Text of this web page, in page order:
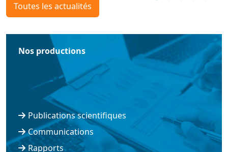
Toutes les actualités
Nos productions
Publications scientifiques
Communications
Rapports